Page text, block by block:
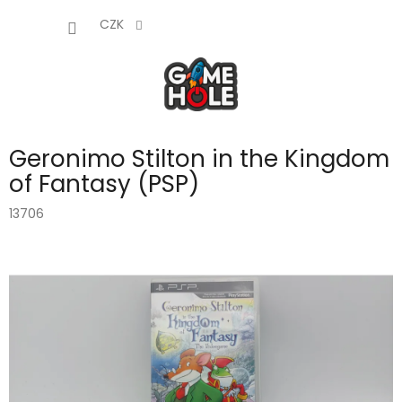
CZK
Geronimo Stilton in the Kingdom
of Fantasy (PSP)
13706